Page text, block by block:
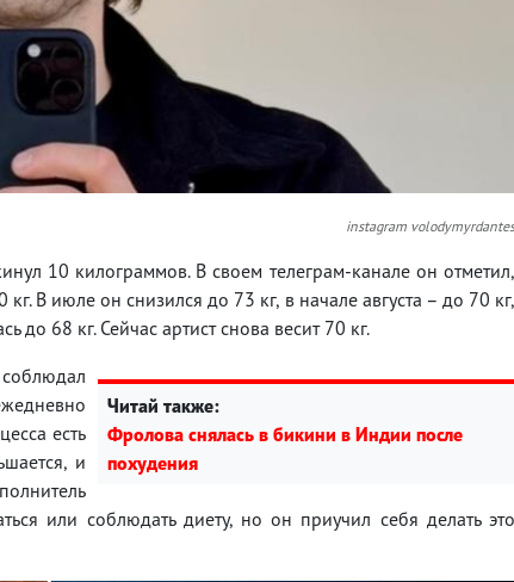
instagram volodymyrdantes
10 килограммов. В своем телеграм-канале он отметил,
кг. В июле он снизился до 73 кг, в начале августа – до 70 кг,
до 68 кг. Сейчас артист снова весит 70 кг.
Читай также:
Фролова снялась в бикини в Индии после
похудения
есть
и
или соблюдать диету, но он приучил себя делать это